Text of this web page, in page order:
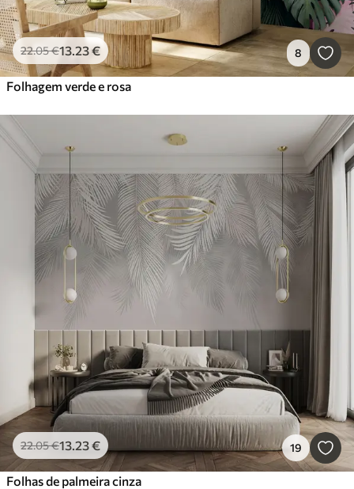
22.05€13.23€ 8
Folhagem verde e rosa
22.05€13.23€ 19
Folhas de palmeira cinza